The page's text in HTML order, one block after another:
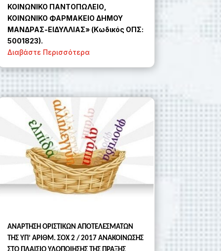
ΚΟΙΝΩΝΙΚΟ ΠΑΝΤΟΠΩΛΕΙΟ,
ΚΟΙΝΩΝΙΚΟ ΦΑΡΜΑΚΕΙΟ ΔΗΜΟΥ
ΜΑΝΔΡΑΣ-ΕΙΔΥΛΛΙΑΣ» (Κωδικός ΟΠΣ:
5001823).
Διαβάστε Περισσότερα
ΑΝΑΡΤΗΣΗ ΟΡΙΣΤΙΚΩΝ ΑΠΟΤΕΛΕΣΜΑΤΩΝ
ΤΗΣ ΥΠ’ ΑΡΙΘΜ. ΣΟΧ 2 / 2017 ΑΝΑΚΟΙΝΩΣΗΣ